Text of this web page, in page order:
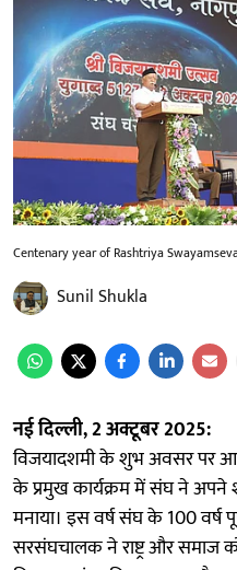
Centenary year of Rashtriya
Sunil Shukla
नई दिल्ली, 2 अक्टूबर 2025:
विजयादशमी के शुभ अवसर पर
के प्रमुख कार्यक्रम में संघ ने अपने
मनाया। इस वर्ष संघ के 100
सरसंघचालक ने राष्ट्र और समाज